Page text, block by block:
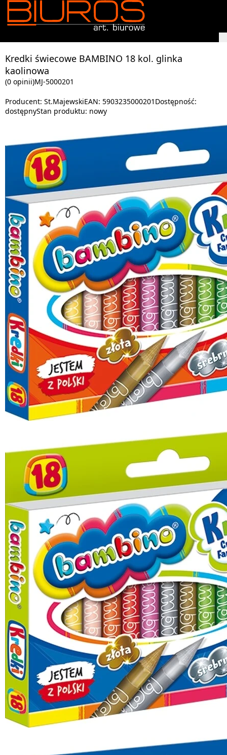
Kredki świecowe BAMBINO 18 kol. glinka
kaolinowa
(0 opinii)MJ-5000201
Producent: St.MajewskiEAN: 5903235000201 Dostępność:
dostępnyStan produktu: nowy